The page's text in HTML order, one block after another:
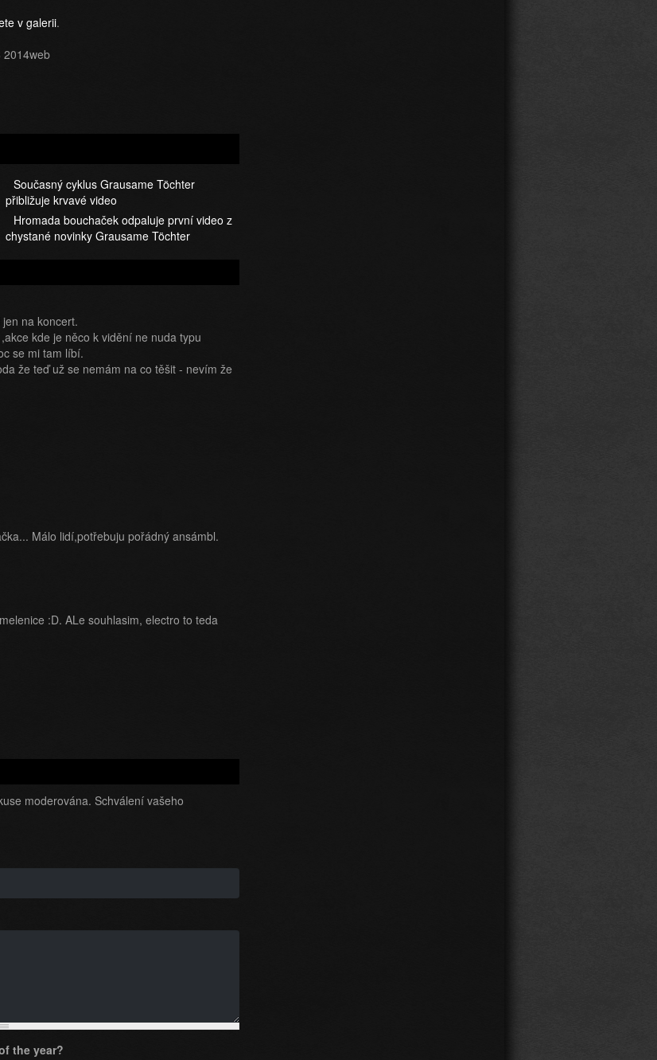
v galerii.
Současný cyklus Grausame Töchter
přibližuje krvavé video
Hromada bouchaček odpaluje první video z
chystané novinky Grausame Töchter
na koncert.
kde je něco k vidění ne nuda typu
se mi tam líbí.
že teď už se nemám na co těšit - nevím že
Málo lidí,potřebuju pořádný ansámbl.
:D. ALe souhlasim, electro to teda
moderována. Schválení vašeho
the year?